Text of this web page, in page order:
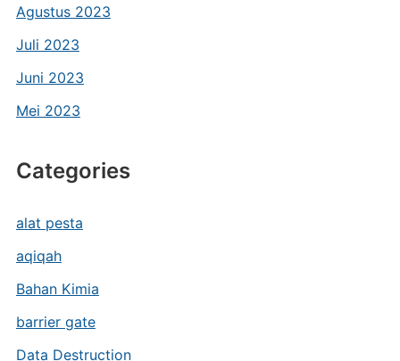
Agustus 2023
Juli 2023
Juni 2023
Mei 2023
Categories
alat pesta
aqiqah
Bahan Kimia
barrier gate
Data Destruction